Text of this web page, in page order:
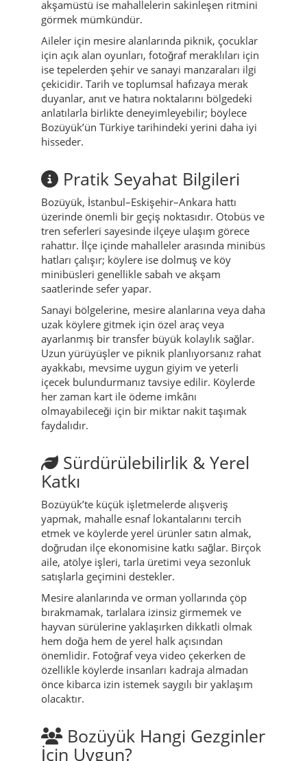
akşamüstü ise mahallelerin sakinleşen ritmini
görmek mümkündür.
Aileler için mesire alanlarında piknik, çocuklar
için açık alan oyunları, fotoğraf meraklıları için
ise tepelerden şehir ve sanayi manzaraları ilgi
çekicidir. Tarih ve toplumsal hafızaya merak
duyanlar, anıt ve hatıra noktalarını bölgedeki
anlatılarla birlikte deneyimleyebilir; böylece
Bozüyük’ün Türkiye tarihindeki yerini daha iyi
hisseder.
Pratik Seyahat Bilgileri
Bozüyük, İstanbul–Eskişehir–Ankara hattı
üzerinde önemli bir geçiş noktasıdır. Otobüs ve
tren seferleri sayesinde ilçeye ulaşım görece
rahattır. İlçe içinde mahalleler arasında minibüs
hatları çalışır; köylere ise dolmuş ve köy
minibüsleri genellikle sabah ve akşam
saatlerinde sefer yapar.
Sanayi bölgelerine, mesire alanlarına veya daha
uzak köylere gitmek için özel araç veya
ayarlanmış bir transfer büyük kolaylık sağlar.
Uzun yürüyüşler ve piknik planlıyorsanız rahat
ayakkabı, mevsime uygun giyim ve yeterli
içecek bulundurmanız tavsiye edilir. Köylerde
her zaman kart ile ödeme imkânı
olmayabileceği için bir miktar nakit taşımak
faydalıdır.
Sürdürülebilirlik & Yerel
Katkı
Bozüyük’te küçük işletmelerde alışveriş
yapmak, mahalle esnaf lokantalarını tercih
etmek ve köylerde yerel ürünler satın almak,
doğrudan ilçe ekonomisine katkı sağlar. Birçok
aile, atölye işleri, tarla üretimi veya sezonluk
satışlarla geçimini destekler.
Mesire alanlarında ve orman yollarında çöp
bırakmamak, tarlalara izinsiz girmemek ve
hayvan sürülerine yaklaşırken dikkatli olmak
hem doğa hem de yerel halk açısından
önemlidir. Fotoğraf veya video çekerken de
özellikle köylerde insanları kadraja almadan
önce kibarca izin istemek saygılı bir yaklaşım
olacaktır.
Bozüyük Hangi Gezginler
İçin Uygun?